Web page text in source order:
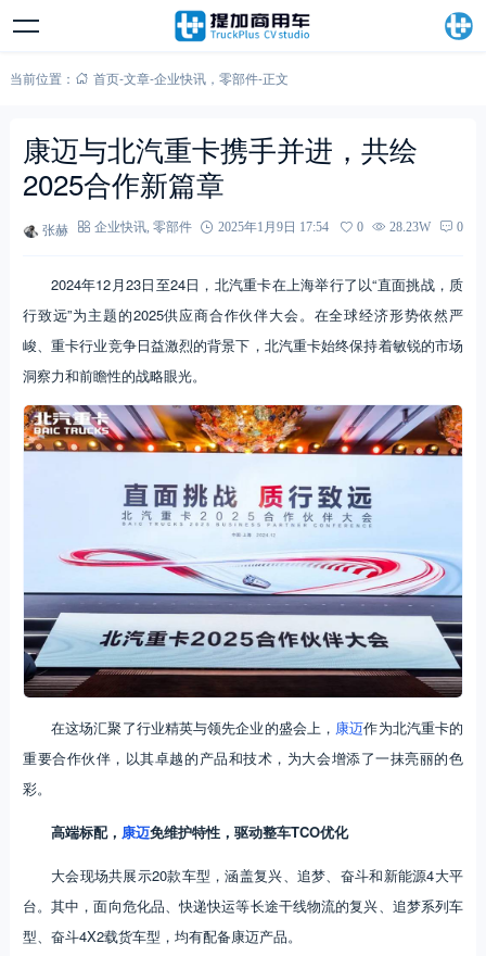
当前位置： 首页-文章-企业快讯， 零部件-正文
康迈与北汽重卡携手并进，共绘
2025合作新篇章
张赫 企业快讯, 零部件 2025年1月9日 17:54 0 28.23W 0
2024年12月23日至24日，北汽重卡在上海举行了以“直面挑战，质
行致远”为主题的2025供应商合作伙伴大会。在全球经济形势依然严
峻、重卡行业竞争日益激烈的背景下，北汽重卡始终保持着敏锐的市场
洞察力和前瞻性的战略眼光。
在这场汇聚了行业精英与领先企业的盛会上， 康迈作为北汽重卡的
重要合作伙伴，以其卓越的产品和技术，为大会增添了一抹亮丽的色
彩。
高端标配， 康迈免维护特性，驱动整车TCO优化
大会现场共展示20款车型，涵盖复兴、追梦、奋斗和新能源4大平
台。其中，面向危化品、快递快运等长途干线物流的复兴、追梦系列车
型、奋斗4X2载货车型，均有配备康迈产品。